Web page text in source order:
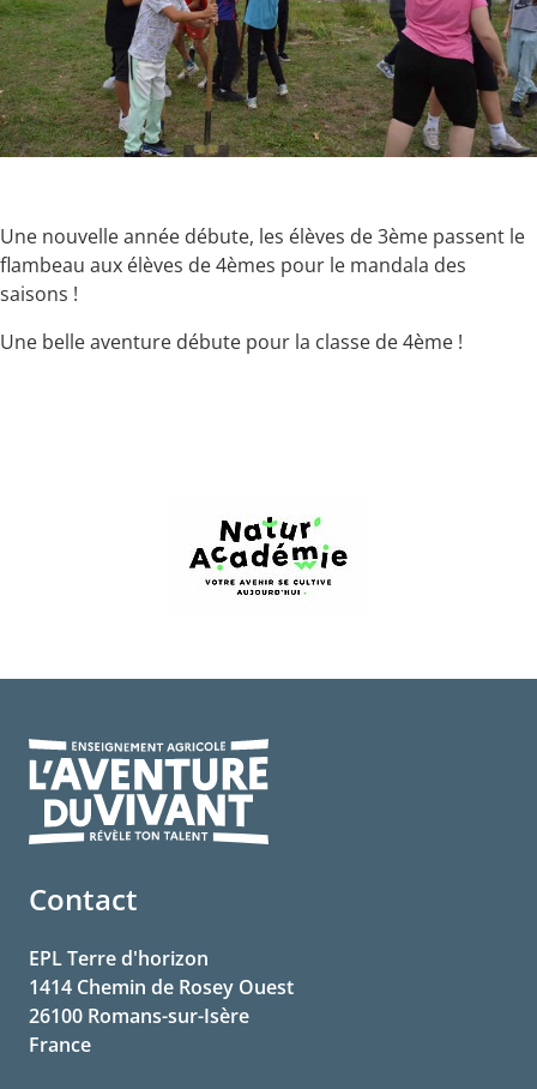
Une nouvelle année débute, les élèves de 3ème passent le
flambeau aux élèves de 4èmes pour le mandala des
saisons !
Une belle aventure débute pour la classe de 4ème !
Contact
EPL Terre d'horizon
1414 Chemin de Rosey Ouest
26100 Romans-sur-Isère
France